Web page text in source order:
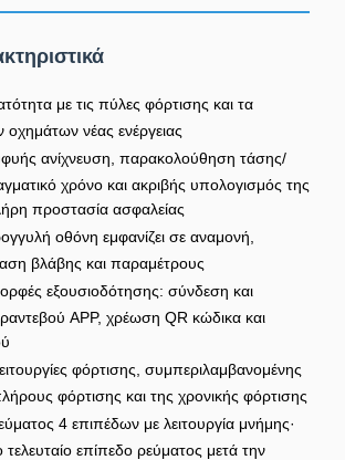
με τις πύλες φόρτισης και τα
νέας ενέργειας
ανίχνευση, παρακολούθηση τάσης/
χρόνο και ακριβής υπολογισμός της
προστασία ασφαλείας
οθόνη εμφανίζει σε αναμονή,
βλάβης και παραμέτρους
εξουσιοδότησης: σύνδεση και
APP, χρέωση QR κώδικα και
φόρτισης, συμπεριλαμβανομένης
φόρτισης και της χρονικής φόρτισης
4 επιπέδων με λειτουργία μνήμης·
επίπεδο ρεύματος μετά την